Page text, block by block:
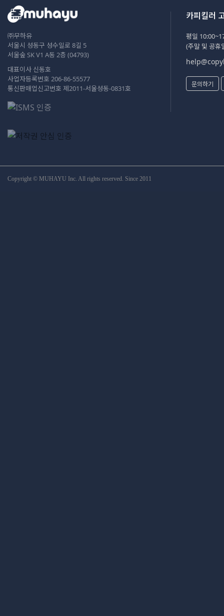
㈜무하유
서울시 성동구 성수일로 8길 5
서울숲 SK V1 A동 2층 (04793)
대표이사 신동호
사업자등록번호 206-86-55577
통신판매업신고번호 제2011-서울성동-0831호
카피킬러
평일
(주말 및 공휴
문의하기
Copyright © MUHAYU Inc. All rights reserved. Since 2011